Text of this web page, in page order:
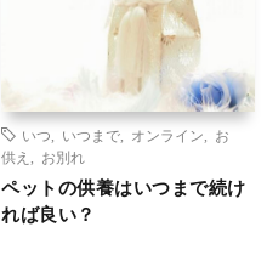
いつ いつまで オンライン
お
供え
お別れ
ペットの供養はいつまで続け
れば良い？